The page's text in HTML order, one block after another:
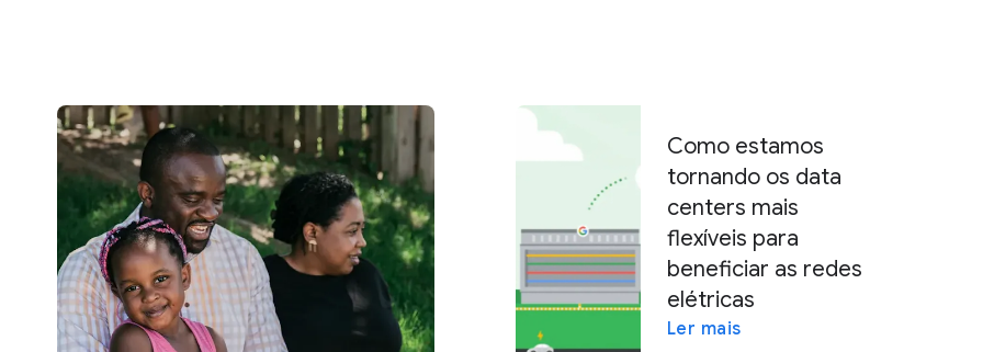
Como estamos
tornando os data
centers mais
flexíveis para
beneficiar as redes
elétricas
Ler mais